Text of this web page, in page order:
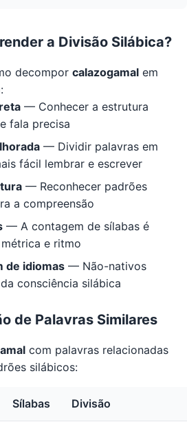
a Divisão Silábica?
decompor calazogamal em
— Conhecer a estrutura
fala precisa
— Dividir palavras em
fácil lembrar e escrever
— Reconhecer padrões
a compreensão
— A contagem de sílabas é
e ritmo
de idiomas — Não-nativos
consciência silábica
de Palavras Similares
com palavras relacionadas
silábicos:
Sílabas Divisão